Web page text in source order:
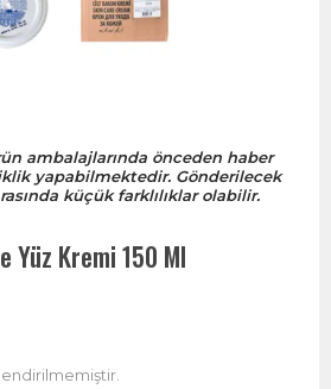
ambalajlarında önceden haber
yapabilmektedir. Gönderilecek
küçük farklılıklar olabilir.
Yüz Kremi 150 Ml